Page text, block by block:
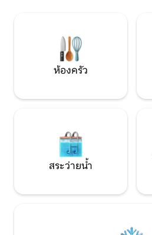
ห้องครัว
สระว่ายน้ำ